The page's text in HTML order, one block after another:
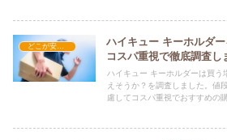
ハイキュー キーホルダ
コスパ重視で徹底調査し
ハイキュー キーホルダーは買う
えそうか？を調査しました。値
慮してコスパ重視でおすすめの